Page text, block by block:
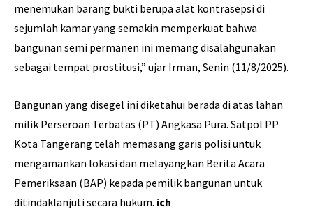
menemukan barang bukti berupa alat kontrasepsi di
sejumlah kamar yang semakin memperkuat bahwa
bangunan semi permanen ini memang disalahgunakan
sebagai tempat prostitusi,” ujar Irman, Senin (11/8/2025).
Bangunan yang disegel ini diketahui berada di atas lahan
milik Perseroan Terbatas (PT) Angkasa Pura. Satpol PP
Kota Tangerang telah memasang garis polisi untuk
mengamankan lokasi dan melayangkan Berita Acara
Pemeriksaan (BAP) kepada pemilik bangunan untuk
ditindaklanjuti secara hukum. ich